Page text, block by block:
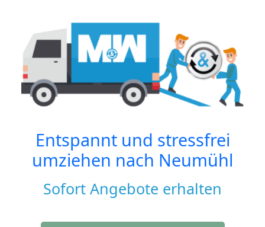
Entspannt und stressfrei
umziehen nach Neumühl
Sofort Angebote erhalten